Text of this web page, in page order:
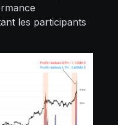
les participants